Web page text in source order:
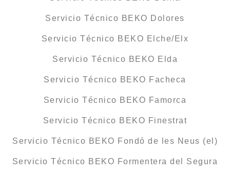
Servicio Técnico BEKO Dolores
Servicio Técnico BEKO Elche/Elx
Servicio Técnico BEKO Elda
Servicio Técnico BEKO Facheca
Servicio Técnico BEKO Famorca
Servicio Técnico BEKO Finestrat
Servicio Técnico BEKO Fondó de les Neus (el)
Servicio Técnico BEKO Formentera del Segura